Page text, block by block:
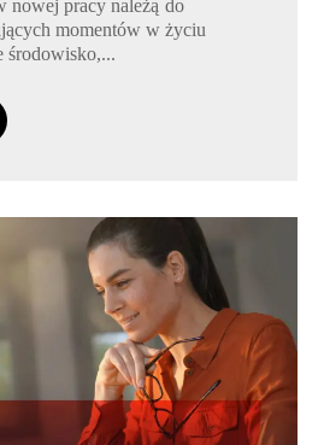
nowej pracy należą do
momentów w życiu
środowisko,...